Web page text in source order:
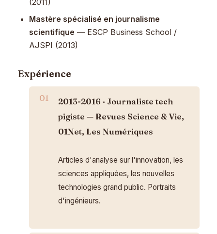
Mastère spécialisé en journalisme
scientifique — ESCP Business School /
AJSPI (2013)
Expérience
2013-2016 · Journaliste tech
pigiste — Revues Science & Vie,
01Net, Les Numériques
Articles d'analyse sur l'innovation, les
sciences appliquées, les nouvelles
technologies grand public. Portraits
d'ingénieurs.